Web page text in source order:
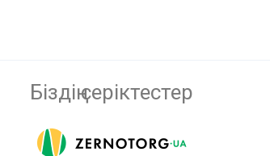
Біздің серіктестер